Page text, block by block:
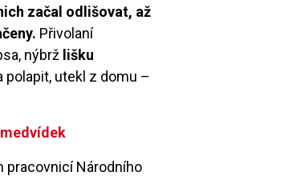
začal odlišovat, až
Přivolaní
nýbrž lišku
polapit, utekl z domu –
pracovnicí Národního